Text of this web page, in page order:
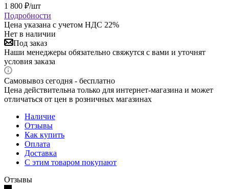
1 800 ₽/шт
Подробности
Цена указана с учетом НДС 22%
Нет в наличии
Под заказ
Наши менеджеры обязательно свяжутся с вами и уточнят
условия заказа
Самовывоз сегодня - бесплатно
Цена действительна только для интернет-магазина и может
отличаться от цен в розничных магазинах
Наличие
Отзывы
Как купить
Оплата
Доставка
С этим товаром покупают
Отзывы